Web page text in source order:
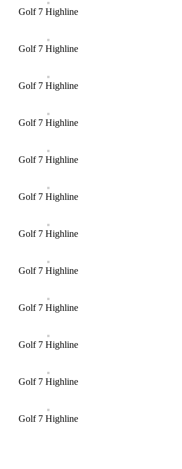
Golf 7 Highline
Golf 7 Highline
Golf 7 Highline
Golf 7 Highline
Golf 7 Highline
Golf 7 Highline
Golf 7 Highline
Golf 7 Highline
Golf 7 Highline
Golf 7 Highline
Golf 7 Highline
Golf 7 Highline